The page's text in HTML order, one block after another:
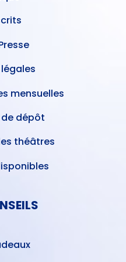
mensuelles
dépôt
théâtres